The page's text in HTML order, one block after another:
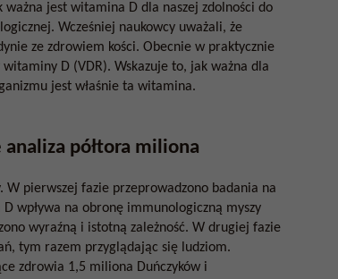
jest witamina D dla naszej zdolności do
Wcześniej naukowcy uważali, że
ze zdrowiem kości. Obecnie w praktycznie
D (VDR). Wskazuje to, jak ważna dla
jest właśnie ta witamina.
półtora miliona
W pierwszej fazie przeprowadzono badania na
wpływa na obronę immunologiczną myszy
wyraźną i istotną zależność. W drugiej fazie
tym razem przyglądając się ludziom.
zdrowia 1,5 miliona Duńczyków i